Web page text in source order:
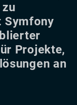
Symfony
Projekte,
an